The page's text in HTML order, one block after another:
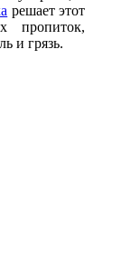
решает этот
пропиток,
и грязь.